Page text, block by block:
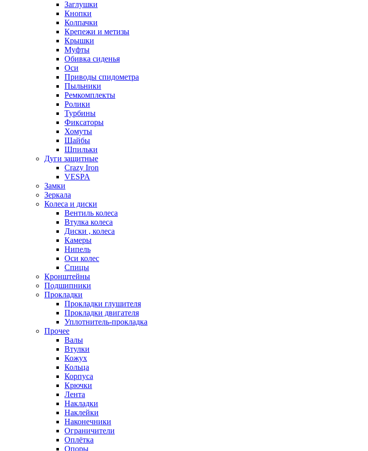
Заглушки
Кнопки
Колпачки
Крепежи и метизы
Крышки
Муфты
Обивка сиденья
Оси
Приводы спидометра
Пыльники
Ремкомплекты
Ролики
Турбины
Фиксаторы
Хомуты
Шайбы
Шпильки
Дуги защитные
Crazy Iron
VESPA
Замки
Зеркала
Колеса и диски
Вентиль колеса
Втулка колеса
Диски , колеса
Камеры
Нипель
Оси колес
Спицы
Кронштейны
Подшипники
Прокладки
Прокладки глушителя
Прокладки двигателя
Уплотнитель-прокладка
Прочее
Валы
Втулки
Кожух
Кольца
Корпуса
Крючки
Лента
Накладки
Наклейки
Наконечники
Ограничители
Оплётка
Опоры